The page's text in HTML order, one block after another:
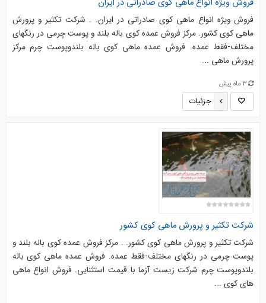
فروش ویژه انواع ماهی کوی صادراتی در ایران. . شرکت تکثیر و پرورش
ماهی کوی کشور. مرکز فروش عمده کوی باله بلند و پوست چرمی در رنگهای
مختلف-فقط عمده. فروش عمده ماهی کوی باله بلندوپوست چرم مرکز
پرورش ماهی ...
3 ماه پیش
جزئیات
شرکت تکثیر و پرورش ماهی کوی کشور
شرکت تکثیر و پرورش ماهی کوی کشور. . مرکز فروش عمده کوی باله بلند و
پوست چرمی در رنگهای مختلف-فقط عمده. فروش عمده ماهی کوی باله
بلندوپوست چرم شرکت زیست آزما با قیمت استثنایی. فروش انواع ماهی
های کوی ...